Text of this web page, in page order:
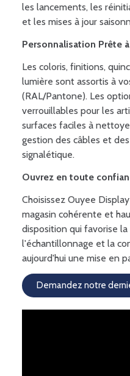
les lancements, les
et les mises à jour
Personnalisation Prête
Les coloris, finitions,
lumière sont assortis à
(RAL/Pantone). Les
verrouillables pour les
surfaces faciles à
gestion des câbles et
signalétique.
Ouvrez en toute
Choisissez Ouyee
magasin cohérente et
disposition qui favorise
l'échantillonnage et la
aujourd'hui une mise en
Demandez notre